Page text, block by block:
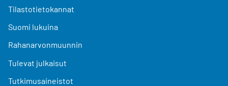
Tilastotietokannat
Suomi lukuina
Rahanarvonmuunnin
Tulevat julkaisut
Tutkimusaineistot